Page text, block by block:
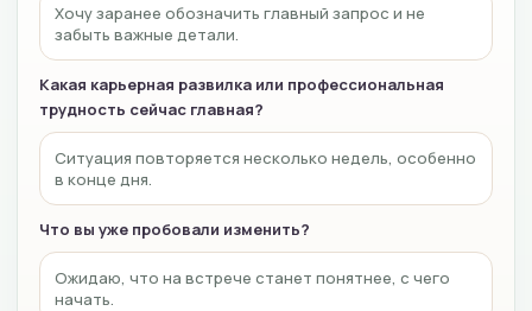
Хочу заранее обозначить главный запрос и не
забыть важные детали.
Какая карьерная развилка или профессиональная
трудность сейчас главная?
Ситуация повторяется несколько недель, особенно
в конце дня.
Что вы уже пробовали изменить?
Ожидаю, что на встрече станет понятнее, с чего
начать.